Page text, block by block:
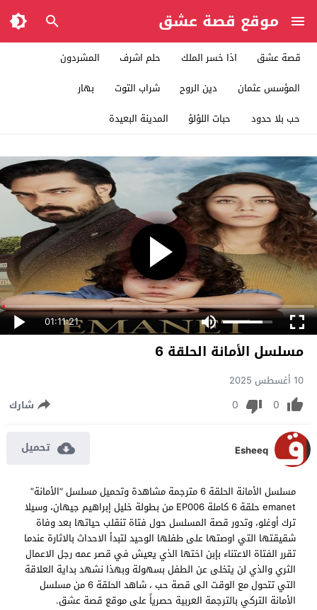
موقع قصة عشق
قصة عشق اذا خسر الملك حلم اشرف
المشردون
المؤسس عثمان
دين الروح شراب التوت
بهار
حب بلا حدود
حبات اللؤلؤ المدينة البعيدة
01:11:21
مسلسل الأمانة الحلقة 6
10 أغسطس 2025
0
0 شارك
Esheeq تحميل
مسلسل الأمانة الحلقة 6 مترجمة مشاهدة وتحميل مسلسل “الأمانة”
emanet حلقة 6 كاملة EP006 من بطولة خليل إبراهيم جيهان، وسيلا
ترك أوغلو، وتدور قصة المسلسل حول فتاة تنقلب حياتها بعد وفاة
شقيقتها التي اوصتها على طفلها الوحيد لتبدأ الاحداث بالاثارة عندما
تقرر الفتاة الاعتناء بإبن اختها الذي يعيش في قصر عمه رجل الاعمال
الثري والذي لن يتخلى عن الطفل بسهولة وبهذا نشهد بداية العلاقة
التي تتحول مع الوقت الى قصة حب ، شاهد الحلقة 6 من مسلسل
الأمانة التركي بالترجمة العربية حصرياً على موقع قصة عشق.